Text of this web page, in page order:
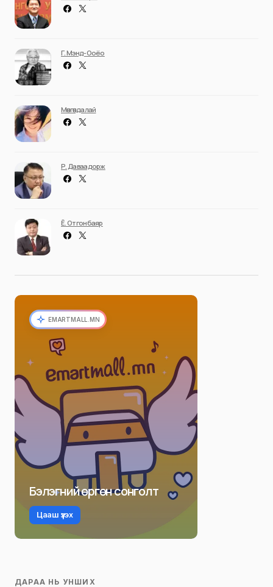
Г. Мэнд-Ооёо
Мөнгөндалай
Р. Даваадорж
Ё. Отгонбаяр
EMARTMALL.MN
Бэлэгний өргөн сонголт
Цааш үзэх
ДАРАА НЬ УНШИХ